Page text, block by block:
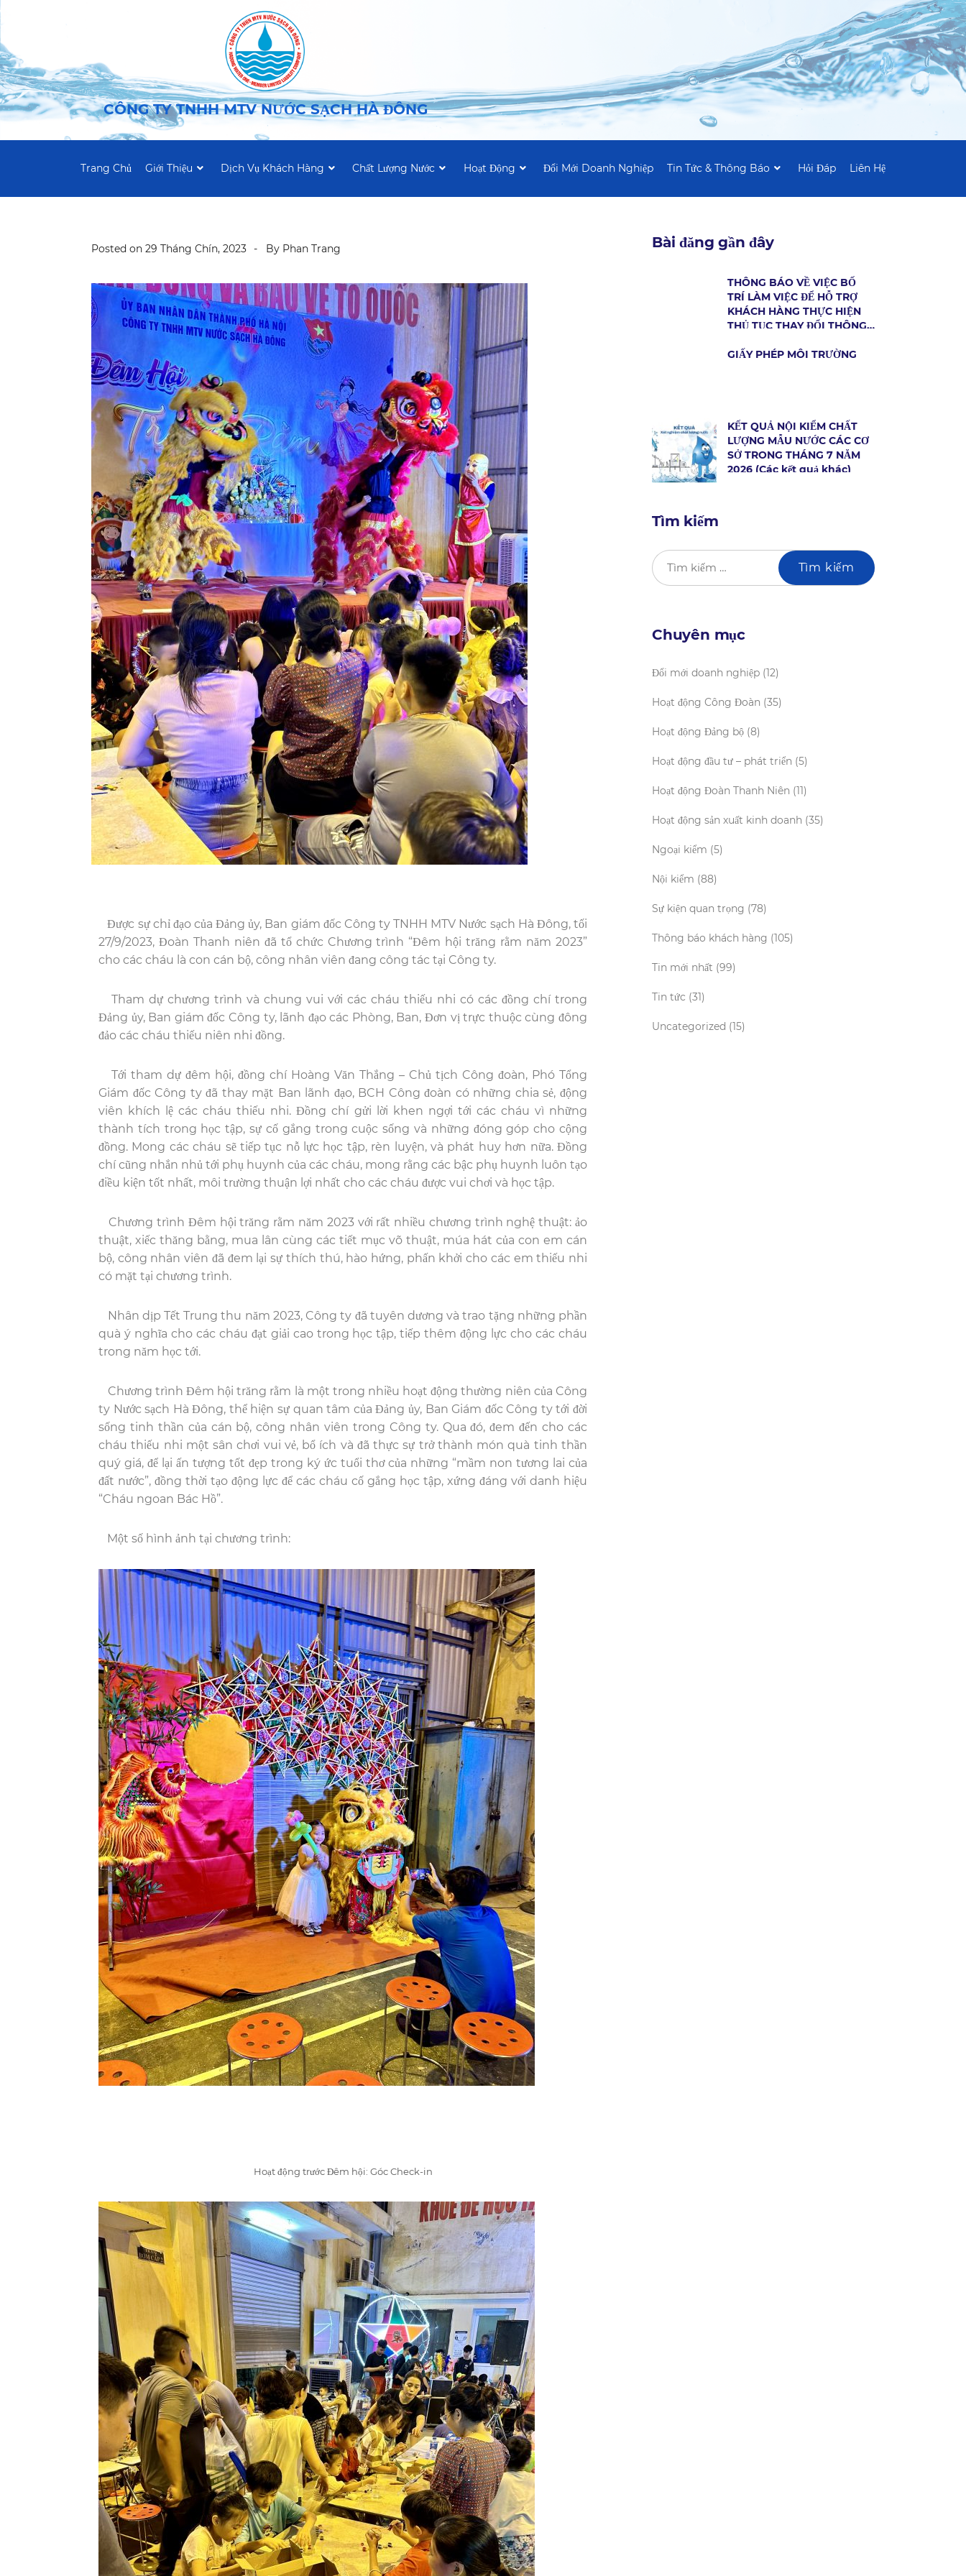
CÔNG TY TNHH MTV NƯỚC SẠCH HÀ ĐÔNG
Trang Chủ Giới Thiệu Dịch Vụ Khách Hàng Chất Lượng Nước Hoạt Động Đổi Mới Doanh Nghiệp Tin Tức & Thông Báo Hỏi Đáp Liên Hệ
Posted on 29 Tháng Chín, 2023 By Phan Trang
Được sự chỉ đạo của Đảng ủy, Ban giám đốc Công ty TNHH MTV Nước sạch Hà Đông, tối
27/9/2023, Đoàn Thanh niên đã tổ chức Chương trình “Đêm hội trăng rằm năm 2023”
cho các cháu là con cán bộ, công nhân viên đang công tác tại Công ty.
Tham dự chương trình và chung vui với các cháu thiếu nhi có các đồng chí trong
Đảng ủy, Ban giám đốc Công ty, lãnh đạo các Phòng, Ban, Đơn vị trực thuộc cùng đông
đảo các cháu thiếu niên nhi đồng.
Tới tham dự đêm hội, đồng chí Hoàng Văn Thắng – Chủ tịch Công đoàn, Phó Tổng
Giám đốc Công ty đã thay mặt Ban lãnh đạo, BCH Công đoàn có những chia sẻ, động
viên khích lệ các cháu thiếu nhi. Đồng chí gửi lời khen ngợi tới các cháu vì những
thành tích trong học tập, sự cố gắng trong cuộc sống và những đóng góp cho cộng
đồng. Mong các cháu sẽ tiếp tục nỗ lực học tập, rèn luyện, và phát huy hơn nữa. Đồng
chí cũng nhắn nhủ tới phụ huynh của các cháu, mong rằng các bậc phụ huynh luôn tạo
điều kiện tốt nhất, môi trường thuận lợi nhất cho các cháu được vui chơi và học tập.
Chương trình Đêm hội trăng rằm năm 2023 với rất nhiều chương trình nghệ thuật: ảo
thuật, xiếc thăng bằng, mua lân cùng các tiết mục võ thuật, múa hát của con em cán
bộ, công nhân viên đã đem lại sự thích thú, hào hứng, phấn khởi cho các em thiếu nhi
có mặt tại chương trình.
Nhân dịp Tết Trung thu năm 2023, Công ty đã tuyên dương và trao tặng những phần
quà ý nghĩa cho các cháu đạt giải cao trong học tập, tiếp thêm động lực cho các cháu
trong năm học tới.
Chương trình Đêm hội trăng rằm là một trong nhiều hoạt động thường niên của Công
ty Nước sạch Hà Đông, thể hiện sự quan tâm của Đảng ủy, Ban Giám đốc Công ty tới đời
sống tinh thần của cán bộ, công nhân viên trong Công ty. Qua đó, đem đến cho các
cháu thiếu nhi một sân chơi vui vẻ, bổ ích và đã thực sự trở thành món quà tinh thần
quý giá, để lại ấn tượng tốt đẹp trong ký ức tuổi thơ của những “mầm non tương lai của
đất nước”, đồng thời tạo động lực để các cháu cố gắng học tập, xứng đáng với danh hiệu
“Cháu ngoan Bác Hồ”.
Một số hình ảnh tại chương trình:
Hoạt động trước Đêm hội: Góc Check-in
Bài đăng gần đây
THÔNG BÁO VỀ VIỆC BỐ
TRÍ LÀM VIỆC ĐỂ HỖ TRỢ
KHÁCH HÀNG THỰC HIỆN
THỦ TỤC THAY ĐỔI THÔNG
CẤP NƯỚC
GIẤY PHÉP MÔI TRƯỜNG
KẾT QUẢ NỘI KIỂM CHẤT
LƯỢNG MẪU NƯỚC CÁC CƠ
SỞ TRONG THÁNG 7 NĂM
2026 (Các kết quả khác)
Tìm kiếm
Chuyên mục
Đổi mới doanh nghiệp (12)
Hoạt động Công Đoàn (35)
Hoạt động Đảng bộ (8)
Hoạt động đầu tư – phát triển (5)
Hoạt động Đoàn Thanh Niên (11)
Hoạt động sản xuất kinh doanh (35)
Ngoại kiểm (5)
Nội kiểm (88)
Sự kiện quan trọng (78)
Thông báo khách hàng (105)
Tin mới nhất (99)
Tin tức (31)
Uncategorized (15)